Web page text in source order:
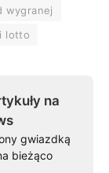
wygranej
lotto
na
gwiazdką
bieżąco